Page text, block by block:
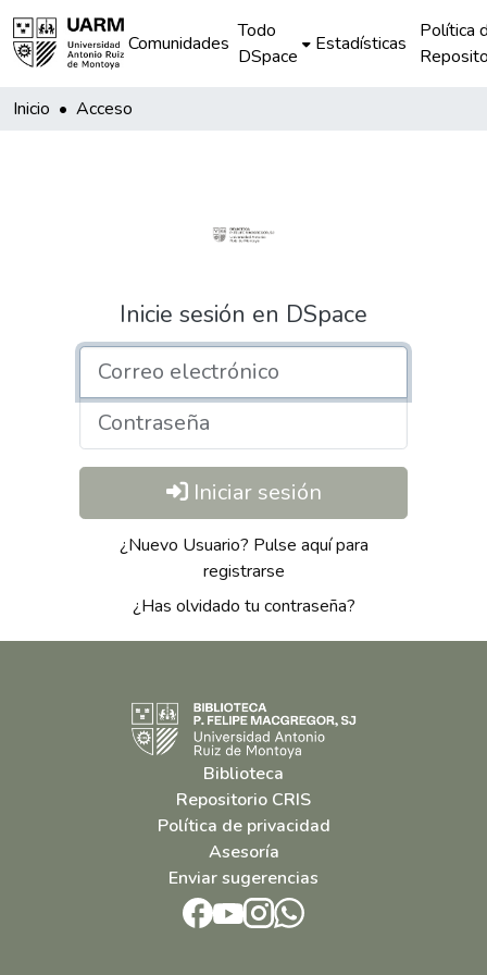
Comunidades
Todo
DSpace
Estadísticas
Política
Inicio Acceso
Inicie sesión en DSpace
Iniciar sesión
¿Nuevo Usuario? Pulse aquí para
registrarse
¿Has olvidado tu contraseña?
Biblioteca
Repositorio CRIS
Política de privacidad
Asesoría
Enviar sugerencias